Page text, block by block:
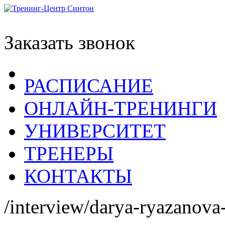
Заказать звонок
РАСПИСАНИЕ
ОНЛАЙН-ТРЕНИНГИ
УНИВЕРСИТЕТ
ТРЕНЕРЫ
КОНТАКТЫ
/interview/darya-